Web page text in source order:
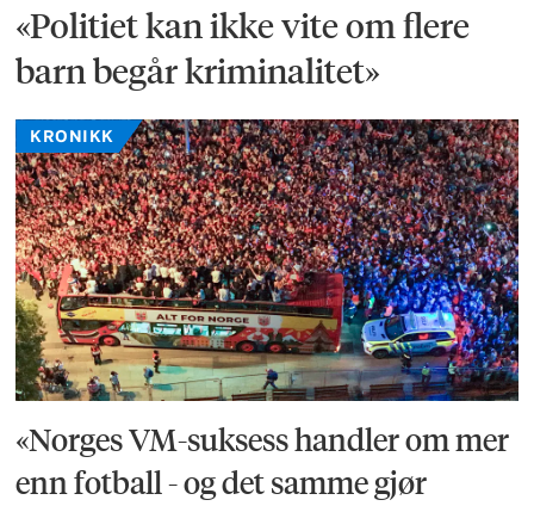
«Politiet kan ikke vite om flere
barn begår kriminalitet»
KRONIKK
«Norges VM-suksess handler om mer
enn fotball - og det samme gjør